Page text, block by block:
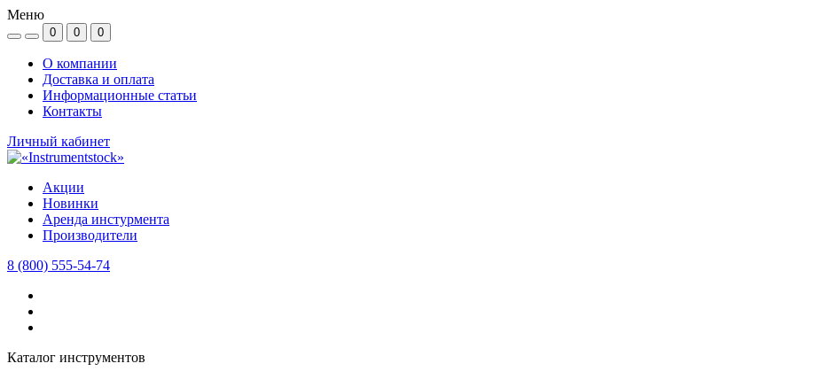
Меню
0 0 0
О компании
Доставка и оплата
Информационные статьи
Контакты
Личный кабинет
Акции
Новинки
Аренда инстурмента
Производители
8 (800) 555-54-74
Каталог инструментов